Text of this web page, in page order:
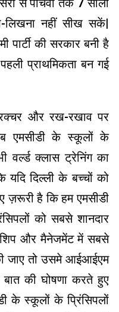
लिखना नहीं सीख सकें|
की सरकार बनी है
प्राथमिकता बन गई
और रख-रखाव पर
एमसीडी के स्कूलों के
वर्ल्ड क्लास ट्रेनिंग का
यदि दिल्ली के बच्चों को
ज़रूरी है कि हम एमसीडी
को सबसे शानदार
और मैनेजमेंट में सबसे
जाए तो उसमे आईआईएम
की घोषणा करते हुए
के स्कूलों के प्रिंसिपलों